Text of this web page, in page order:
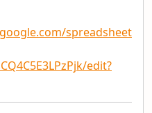
spreadsheet
edit?